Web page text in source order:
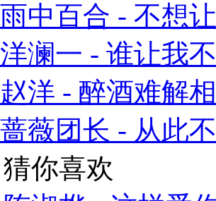
雨中百合 - 不想
洋澜一 - 谁让我
赵洋 - 醉酒难解
蔷薇团长 - 从此
猜你喜欢